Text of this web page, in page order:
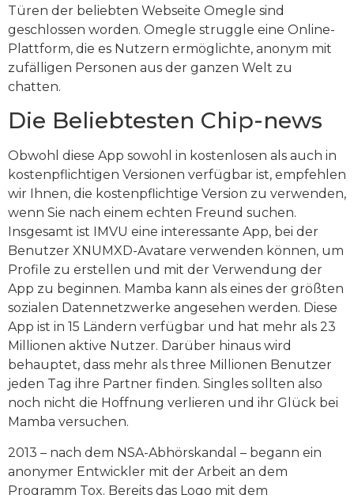
Türen der beliebten Webseite Omegle sind
geschlossen worden. Omegle struggle eine Online-
Plattform, die es Nutzern ermöglichte, anonym mit
zufälligen Personen aus der ganzen Welt zu
chatten.
Die Beliebtesten Chip-news
Obwohl diese App sowohl in kostenlosen als auch in
kostenpflichtigen Versionen verfügbar ist, empfehlen
wir Ihnen, die kostenpflichtige Version zu verwenden,
wenn Sie nach einem echten Freund suchen.
Insgesamt ist IMVU eine interessante App, bei der
Benutzer XNUMXD-Avatare verwenden können, um
Profile zu erstellen und mit der Verwendung der
App zu beginnen. Mamba kann als eines der größten
sozialen Datennetzwerke angesehen werden. Diese
App ist in 15 Ländern verfügbar und hat mehr als 23
Millionen aktive Nutzer. Darüber hinaus wird
behauptet, dass mehr als three Millionen Benutzer
jeden Tag ihre Partner finden. Singles sollten also
noch nicht die Hoffnung verlieren und ihr Glück bei
Mamba versuchen.
2013 – nach dem NSA-Abhörskandal – begann ein
anonymer Entwickler mit der Arbeit an dem
Programm Tox. Bereits das Logo mit dem